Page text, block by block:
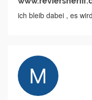
ich bleib dabei , es